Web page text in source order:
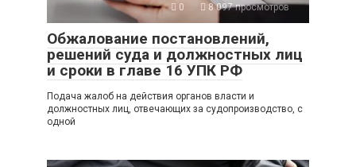
0
8 097 просмотров
Обжалование постановлений,
решений суда и должностных лиц
и сроки в главе 16 УПК РФ
Подача жалоб на действия органов власти и
должностных лиц, отвечающих за судопроизводство, с
одной